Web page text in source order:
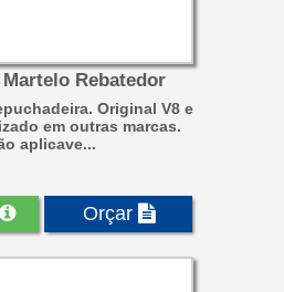
Rebatedor
Original V8 e
em outras marcas.
aplicave...
Orçar